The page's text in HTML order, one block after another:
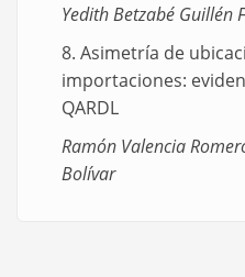
Yedith Betzabé Guillén
8. Asimetría de
importaciones:
QARDL
Ramón Valencia
Bolívar